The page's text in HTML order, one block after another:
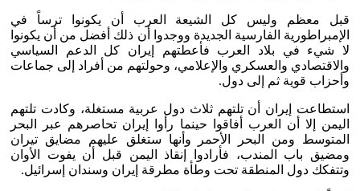
قبل معظم وليس كل الشيعة العرب أن يكونوا ترساً في
الإمبراطورية الفارسية الجديدة ووجدوا أن ذلك أفضل من أن يكونوا
لا شيء في بلاد العرب فأعطتهم إيران كل الدعم السياسي
والاقتصادي والعسكري والإعلامي، وحولتهم من أفراد إلى جماعات
وأحزاب قوية ثم إلى دول.
استطاعت إيران أن تلتهم ثلاث دول عربية مستغلة، وكادت تلتهم
اليمن إلا أن العرب أفاقوا حينما رأوا إيران تحاصرهم عبر البحر
المتوسط ومن البحر الأحمر وأنها ستغلق عليهم مضايق تيران
ومضيق باب المندب، فأرادوا إنقاذ اليمن قبل أن يفوت الأوان
وتتفكك دول المنطقة تحت وطأة مطرقة إيران وسندان إسرائيل.